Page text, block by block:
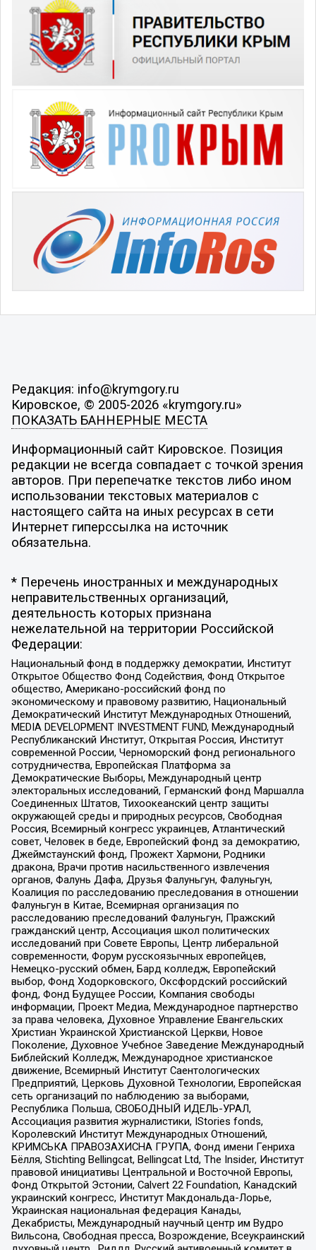
Редакция: info@krymgory.ru
Кировское, © 2005-2026 «krymgory.ru»
ПОКАЗАТЬ БАННЕРНЫЕ МЕСТА
Информационный сайт Кировское. Позиция
редакции не всегда совпадает с точкой зрения
авторов. При перепечатке текстов либо ином
использовании текстовых материалов с
настоящего сайта на иных ресурсах в сети
Интернет гиперссылка на источник
обязательна.
* Перечень иностранных и международных
неправительственных организаций,
деятельность которых признана
нежелательной на территории Российской
Федерации:
Национальный фонд в поддержку демократии, Институт
Открытое Общество Фонд Содействия, Фонд Открытое
общество, Американо-российский фонд по
экономическому и правовому развитию, Национальный
Демократический Институт Международных Отношений,
MEDIA DEVELOPMENT INVESTMENT FUND, Международный
Республиканский Институт, Открытая Россия, Институт
современной России, Черноморский фонд регионального
сотрудничества, Европейская Платформа за
Демократические Выборы, Международный центр
электоральных исследований, Германский фонд Маршалла
Соединенных Штатов, Тихоокеанский центр защиты
окружающей среды и природных ресурсов, Свободная
Россия, Всемирный конгресс украинцев, Атлантический
совет, Человек в беде, Европейский фонд за демократию,
Джеймстаунский фонд, Прожект Хармони, Родники
дракона, Врачи против насильственного извлечения
органов, Фалунь Дафа, Друзья Фалуньгун, Фалуньгун,
Коалиция по расследованию преследования в отношении
Фалуньгун в Китае, Всемирная организация по
расследованию преследований Фалуньгун, Пражский
гражданский центр, Ассоциация школ политических
исследований при Совете Европы, Центр либеральной
современности, Форум русскоязычных европейцев,
Немецко-русский обмен, Бард колледж, Европейский
выбор, Фонд Ходорковского, Оксфордский российский
фонд, Фонд Будущее России, Компания свободы
информации, Проект Медиа, Международное партнерство
за права человека, Духовное Управление Евангельских
Христиан Украинской Христианской Церкви, Новое
Поколение, Духовное Учебное Заведение Международный
Библейский Колледж, Международное христианское
движение, Всемирный Институт Саентологических
Предприятий, Церковь Духовной Технологии, Европейская
сеть организаций по наблюдению за выборами,
Республика Польша, СВОБОДНЫЙ ИДЕЛЬ-УРАЛ,
Ассоциация развития журналистики, IStories fonds,
Королевский Институт Международных Отношений,
КРИМСЬКА ПРАВОЗАХИСНА ГРУПА, Фонд имени Генриха
Бёлля, Stichting Bellingcat, Bellingcat Ltd, The Insider, Институт
правовой инициативы Центральной и Восточной Европы,
Фонд Открытой Эстонии, Calvert 22 Foundation, Канадский
украинский конгресс, Институт Макдональда-Лорье,
Украинская национальная федерация Канады,
Декабристы, Международный научный центр им Вудро
Вильсона, Свободная пресса, Возрождение, Всеукраинский